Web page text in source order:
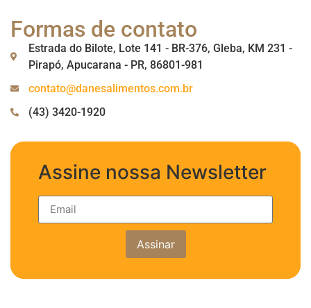
Formas de contato
Estrada do Bilote, Lote 141 - BR-376, Gleba, KM 231 -
Pirapó, Apucarana - PR, 86801-981
contato@danesalimentos.com.br
(43) 3420-1920
Assine nossa Newsletter
Assinar